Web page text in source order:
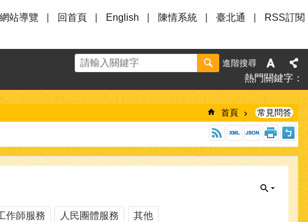
網站導覽
回首頁 English 陳情系統 臺北通 RSS訂閱
進階搜尋
熱門關鍵字
首頁 常見問答
作師服務 人民團體服務 其他